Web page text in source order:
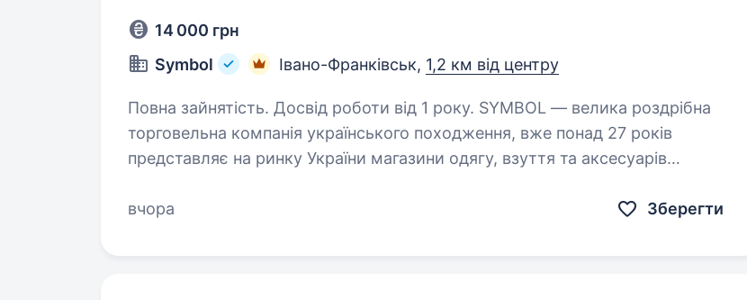
14 000 грн
Symbol
Івано-Франківськ, 1,2 км від центру
Повна зайнятість. Досвід роботи від 1 року. SYMBOL — велика роздрібна
торговельна компанія українського походження, вже понад 27 років
представляє на ринку України магазини одягу, взуття та аксесуарів
вчора
Зберегти